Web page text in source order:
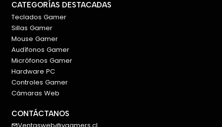
CATEGORÍAS DESTACADAS
Teclados Gamer
Sillas Gamer
Mouse Gamer
Audífonos Gamer
Micrófonos Gamer
Hardware PC
Controles Gamer
Cámaras Web
CONTÁCTANOS